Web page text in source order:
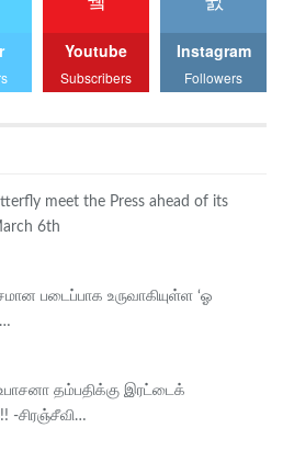
Youtube
Subscribers
Instagram
Followers
meet the Press ahead of its
6th
படைப்பாக உருவாகியுள்ள ‘ஓ
தம்பதிக்கு இரட்டைக்
-சிரஞ்சீவி…